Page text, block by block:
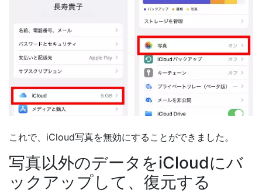
これで、iCloud写真を無効にすることができました。
写真以外のデータをiCloudにバ
ックアップして、復元する